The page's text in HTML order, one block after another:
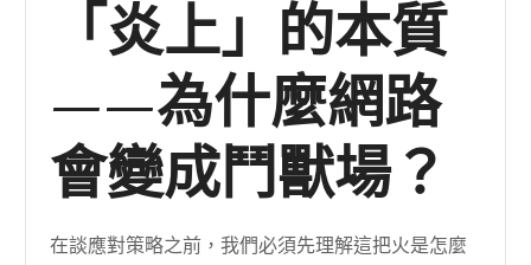
「炎上」的本質
——為什麼網路
會變成鬥獸場？
在談應對策略之前，我們必須先理解這把火是怎麼